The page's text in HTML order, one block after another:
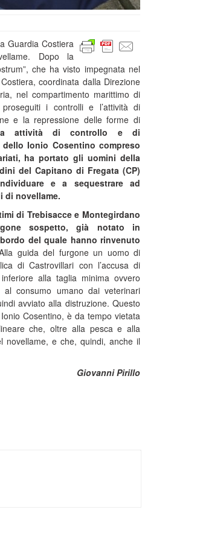
Guardia Costiera
Dopo la
che ha visto impegnata nel
coordinata dalla Direzione
nel compartimento marittimo di
i controlli e l’attività di
e la repressione delle forme di
attività di controllo e di
Ionio Cosentino compreso
ha portato gli uomini della
del Capitano di Fregata (CP)
e a sequestrare ad
di novellame.
di Trebisacce e Montegirdano
sospetto, già notato in
del quale hanno rinvenuto
guida del furgone un uomo di
di Castrovillari con l’accusa di
alla taglia minima ovvero
consumo umano dai veterinari
avviato alla distruzione. Questo
Cosentino, è da tempo vietata
che, oltre alla pesca e alla
novellame, e che, quindi, anche il
Giovanni Pirillo